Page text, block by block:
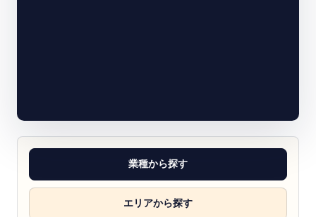
業種から探す
エリアから探す